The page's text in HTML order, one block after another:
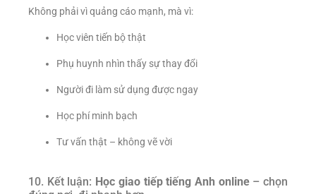
Không phải vì quảng cáo mạnh, mà vì:
Học viên tiến bộ thật
Phụ huynh nhìn thấy sự thay đổi
Người đi làm sử dụng được ngay
Học phí minh bạch
Tư vấn thật – không vẽ vời
10. Kết luận: Học giao tiếp tiếng Anh online– chọn